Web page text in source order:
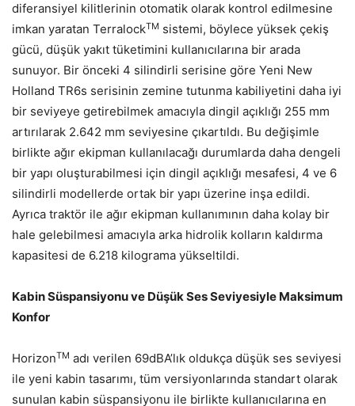
diferansiyel kilitlerinin otomatik olarak kontrol edilmesine
imkan yaratan TerralockTM sistemi, böylece yüksek çekiş
gücü, düşük yakıt tüketimini kullanıcılarına bir arada
sunuyor. Bir önceki 4 silindirli serisine göre Yeni New
Holland TR6s serisinin zemine tutunma kabiliyetini daha iyi
bir seviyeye getirebilmek amacıyla dingil açıklığı 255 mm
artırılarak 2.642 mm seviyesine çıkartıldı. Bu değişimle
birlikte ağır ekipman kullanılacağı durumlarda daha dengeli
bir yapı oluşturabilmesi için dingil açıklığı mesafesi, 4 ve 6
silindirli modellerde ortak bir yapı üzerine inşa edildi.
Ayrıca traktör ile ağır ekipman kullanımının daha kolay bir
hale gelebilmesi amacıyla arka hidrolik kolların kaldırma
kapasitesi de 6.218 kilograma yükseltildi.
Kabin Süspansiyonu ve Düşük Ses Seviyesiyle Maksimum
Konfor
HorizonTM adı verilen 69dBA’lık oldukça düşük ses seviyesi
ile yeni kabin tasarımı, tüm versiyonlarında standart olarak
sunulan kabin süspansiyonu ile birlikte kullanıcılarına en